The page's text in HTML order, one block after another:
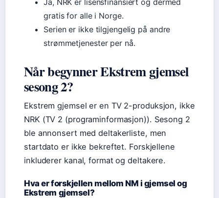
gratis for alle i Norge.
Serien er ikke tilgjengelig på andre
strømmetjenester per nå.
Når begynner Ekstrem gjemsel
sesong 2?
Ekstrem gjemsel er en TV 2-produksjon, ikke
NRK (TV 2 (programinformasjon)). Sesong 2
ble annonsert med deltakerliste, men
startdato er ikke bekreftet. Forskjellene
inkluderer kanal, format og deltakere.
Hva er forskjellen mellom NM i gjemsel og
Ekstrem gjemsel?